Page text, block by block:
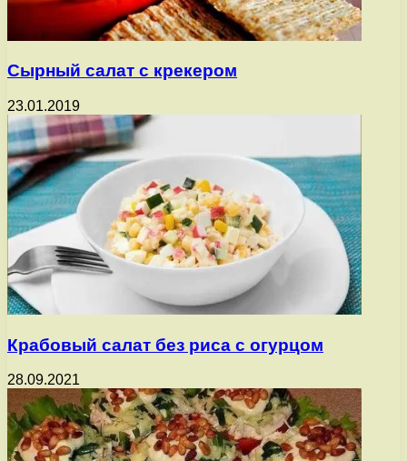
Сырный салат с крекером
23.01.2019
Крабовый салат без риса с огурцом
28.09.2021